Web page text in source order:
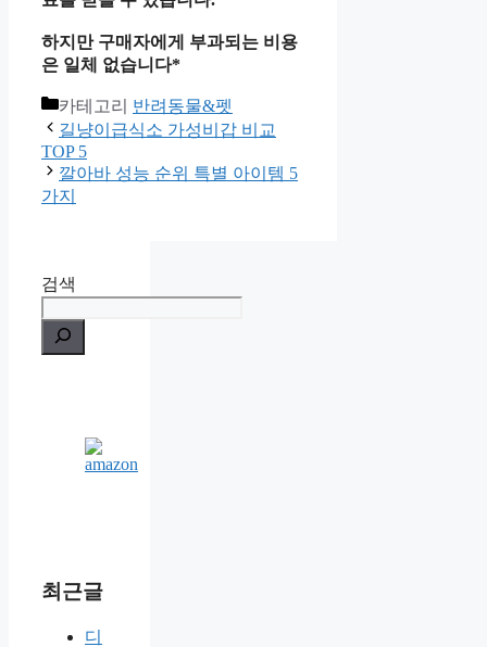
하지만 구매자에게 부과되는 비용
은 일체 없습니다*
카테고리 반려동물&펫
길냥이급식소 가성비갑 비교
TOP 5
깔아바 성능 순위 특별 아이템 5
가지
검색
최근글
디